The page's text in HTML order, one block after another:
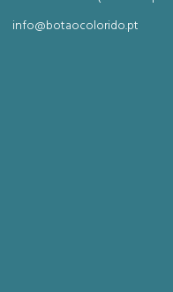
info@botaocolorido.pt